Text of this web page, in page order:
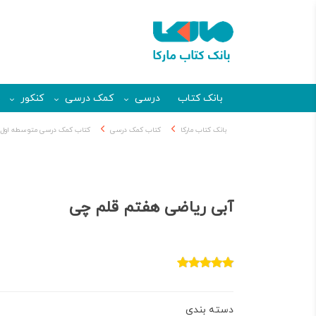
بانک کتاب درسی کمک درسی کنکور
بانک کتاب مارکا کتاب کمک درسی کتاب کمک درسی متوسطه اول
آبی ریاضی هفتم قلم چی
دسته بندی